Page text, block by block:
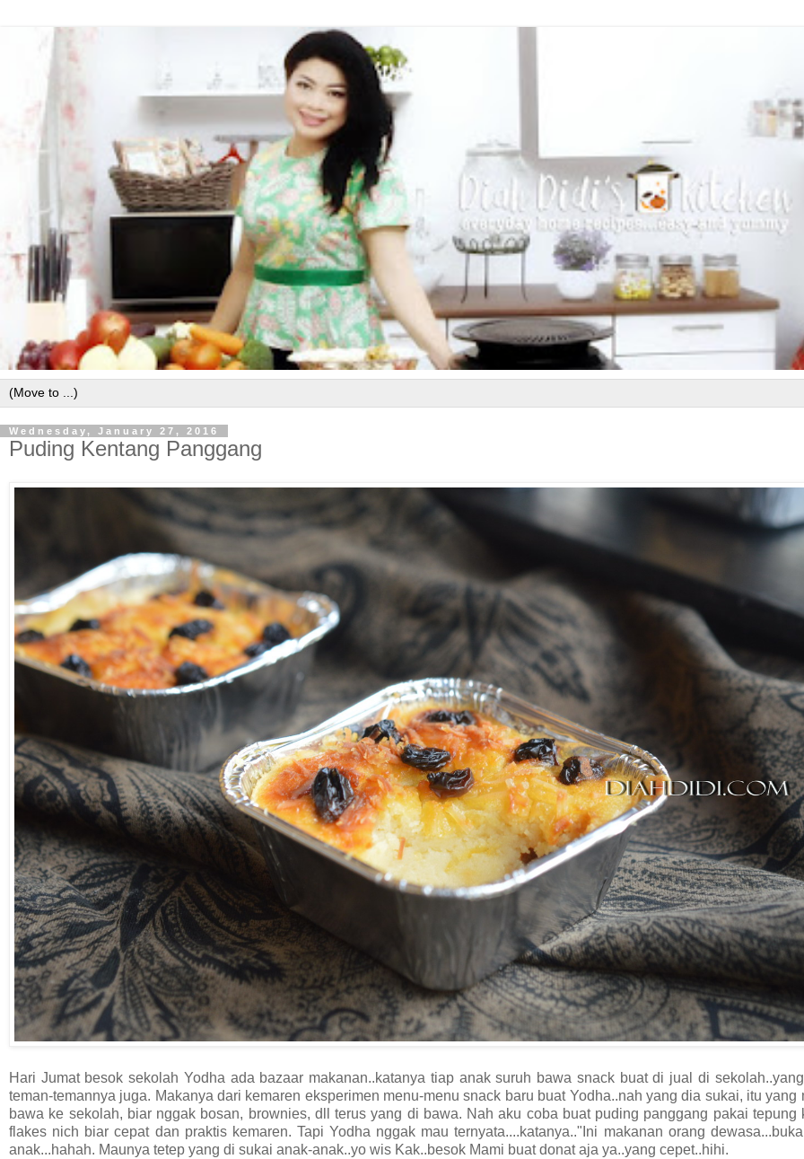
Wednesday, January 27, 2016
Puding Kentang Panggang
Hari Jumat besok sekolah Yodha ada bazaar makanan..katanya tiap anak suruh bawa snack buat di jual di
teman-temannya juga. Makanya dari kemaren eksperimen menu-menu snack baru buat Yodha..nah yang dia sukai, itu yang
bawa ke sekolah, biar nggak bosan, brownies, dll terus yang di bawa. Nah aku coba buat puding panggang pakai tepung
flakes nich biar cepat dan praktis kemaren. Tapi Yodha nggak mau ternyata....katanya.."Ini makanan orang
anak...hahah. Maunya tetep yang di sukai anak-anak..yo wis Kak..besok Mami buat donat aja ya..yang cepet..hihi.